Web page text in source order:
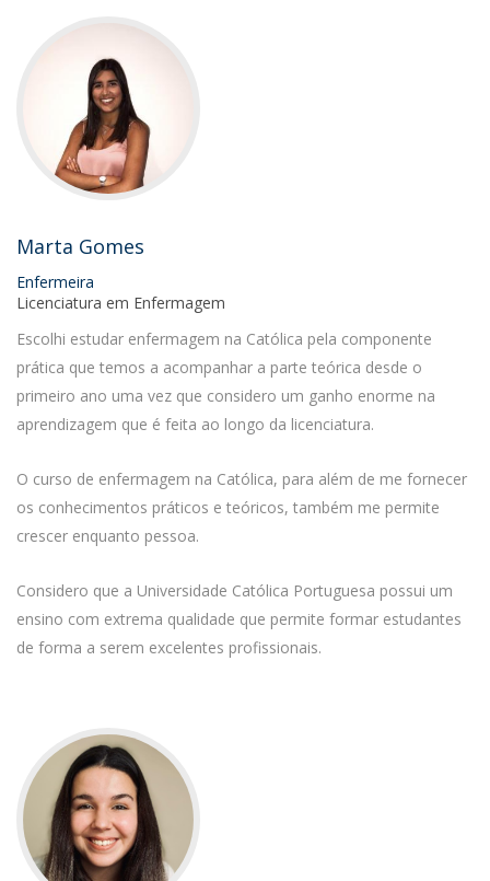
Marta Gomes
Enfermeira
Licenciatura em Enfermagem
Escolhi estudar enfermagem na Católica pela componente
prática que temos a acompanhar a parte teórica desde o
primeiro ano uma vez que considero um ganho enorme na
aprendizagem que é feita ao longo da licenciatura.
O curso de enfermagem na Católica, para além de me fornecer
os conhecimentos práticos e teóricos, também me permite
crescer enquanto pessoa.
Considero que a Universidade Católica Portuguesa possui um
ensino com extrema qualidade que permite formar estudantes
de forma a serem excelentes profissionais.